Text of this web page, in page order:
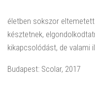
életben sokszor
késztetnek,
kikapcsolódást, de valami
Budapest: Scolar, 2017